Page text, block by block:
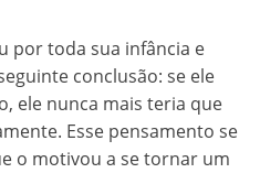
por toda sua infância e
conclusão: se ele
ele nunca mais teria que
Esse pensamento se
o motivou a se tornar um